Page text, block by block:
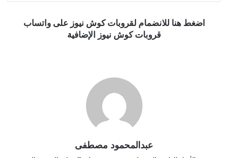
اضغط هنا للانضمام لقروبات كوش نيوز على واتساب
قروبات كوش نيوز الإضافية
عبدالمحمود مصطفى